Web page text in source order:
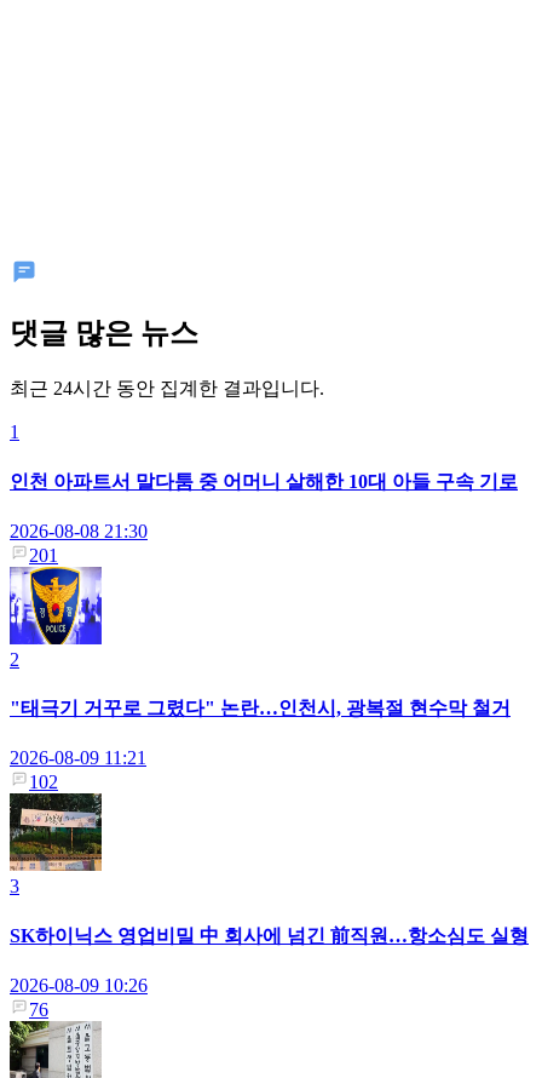
댓글 많은 뉴스
최근 24시간 동안 집계한 결과입니다.
1
인천 아파트서 말다툼 중 어머니 살해한 10대 아들 구속 기로
2026-08-08 21:30
201
2
"태극기 거꾸로 그렸다" 논란…인천시, 광복절 현수막 철거
2026-08-09 11:21
102
3
SK하이닉스 영업비밀 中 회사에 넘긴 前직원…항소심도 실형
2026-08-09 10:26
76